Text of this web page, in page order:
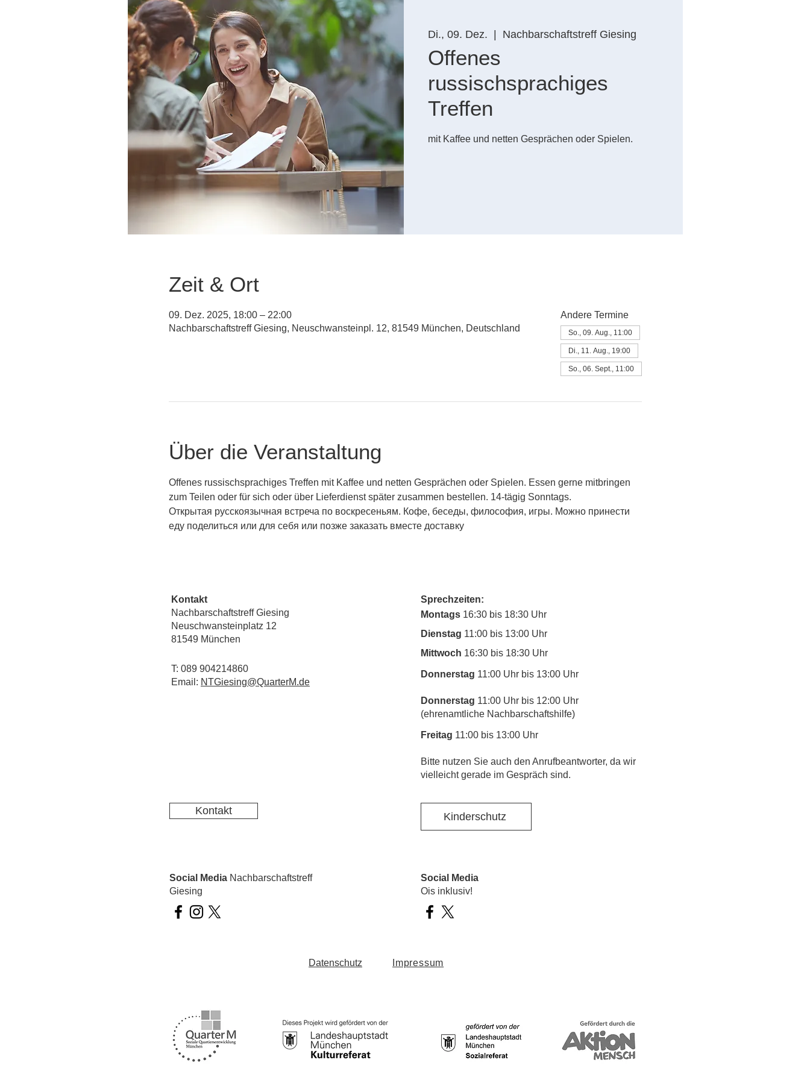
Di., 09. Dez. Nachbarschaftstreff Giesing
Offenes
russischsprachiges
Treffen
mit Kaffee und netten Gesprächen oder Spielen.
Zeit & Ort
09. Dez. 2025, 18:00 – 22:00
Nachbarschaftstreff Giesing, Neuschwansteinpl. 12, 81549 München, Deutschland
Andere Termine
So., 09. Aug., 11:00
Di., 11. Aug., 19:00
So., 06. Sept., 11:00
Über die Veranstaltung
Offenes russischsprachiges Treffen mit Kaffee und netten Gesprächen oder Spielen. Essen gerne mitbringen
zum Teilen oder für sich oder über Lieferdienst später zusammen bestellen. 14-tägig Sonntags.
Открытая русскоязычная встреча по воскресеньям. Кофе, беседы, философия, игры. Можно принести
еду поделиться или для себя или позже заказать вместе доставку
Kontakt
Nachbarschaftstreff Giesing
Neuschwansteinplatz 12
81549 München
T: 089 904214860
Email: NTGiesing@QuarterM.de
Kontakt
Sprechzeiten:
Montags 16:30 bis 18:30 Uhr
Dienstag 11:00 bis 13:00 Uhr
Mittwoch 16:30 bis 18:30 Uhr
Donnerstag 11:00 Uhr bis 13:00 Uhr
Donnerstag 11:00 Uhr bis 12:00 Uhr
(ehrenamtliche Nachbarschaftshilfe)
Freitag 11:00 bis 13:00 Uhr
​Bitte nutzen Sie auch den Anrufbeantworter, da wir
vielleicht gerade im Gespräch sind.
Kinderschutz
Social Media Nachbarschaftstreff
Giesing
Social Media
Ois inklusiv!
Datenschutz Impressum